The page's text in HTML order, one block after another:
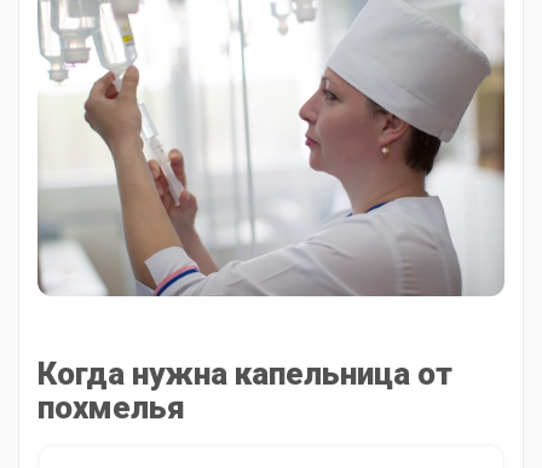
Когда нужна капельница от
похмелья